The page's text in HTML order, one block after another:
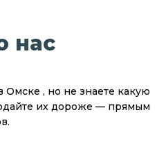
нас
Омске , но не знаете какую
их дороже — прямым